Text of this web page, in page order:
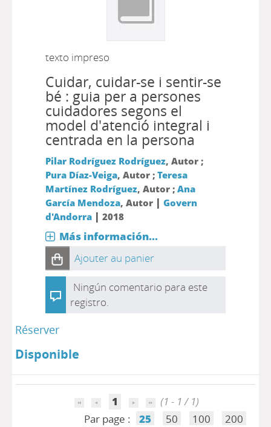
texto impreso
Cuidar, cuidar-se i sentir-se
bé : guia per a persones
cuidadores segons el
model d'atenció integral i
centrada en la persona
Pilar Rodríguez Rodríguez, Autor ;
Pura Díaz-Veiga, Autor ; Teresa
Martínez Rodríguez, Autor ; Ana
García Mendoza, Autor | Govern
d'Andorra| 2018
Más información...
Ajouter au panier
Ningún comentario para este
registro.
Réserver
Disponible
1
(1 - 1 / 1)
Par page :
25 50 100 200